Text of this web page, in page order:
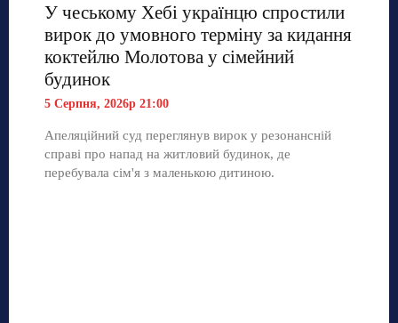
У чеському Хебі українцю спростили
вирок до умовного терміну за кидання
коктейлю Молотова у сімейний
будинок
5 Серпня, 2026р 21:00
Апеляційний суд переглянув вирок у резонансній
справі про напад на житловий будинок, де
перебувала сім'я з маленькою дитиною.